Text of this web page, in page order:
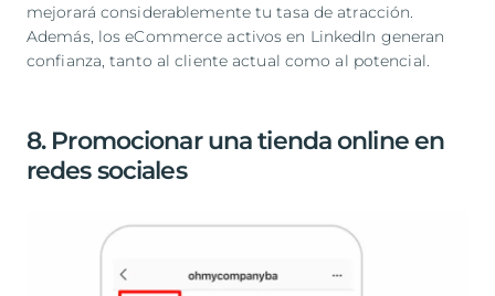
mejorará considerablemente tu tasa de atracción.
Además, los eCommerce activos en LinkedIn generan
confianza, tanto al cliente actual como al potencial.
8. Promocionar una tienda online en
redes sociales